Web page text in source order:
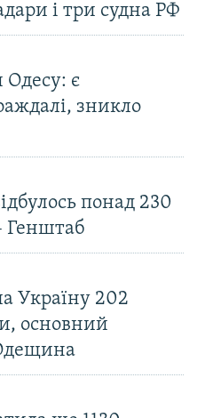
і три судна РФ
Одесу: є
зникло
понад 230
Генштаб
Україну 202
основний